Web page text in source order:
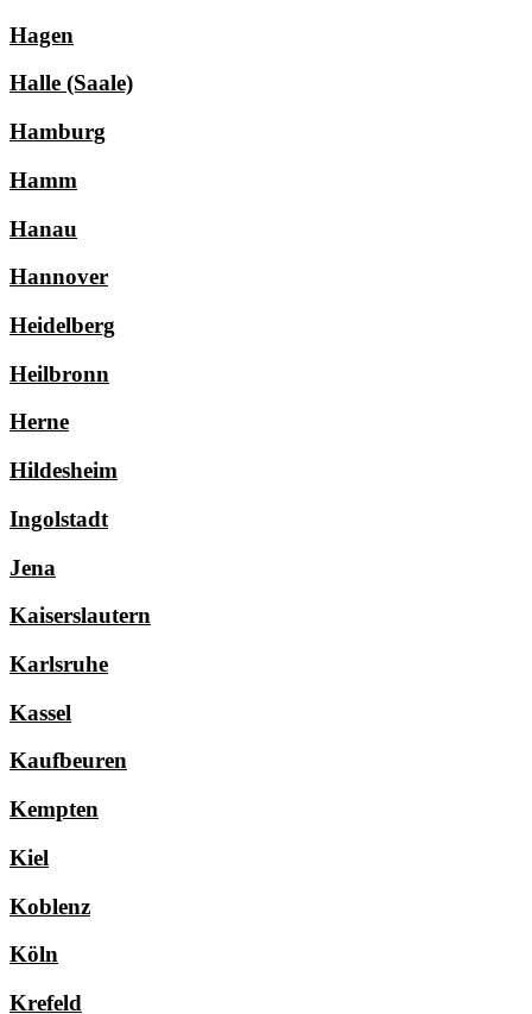
Hagen
Halle (Saale)
Hamburg
Hamm
Hanau
Hannover
Heidelberg
Heilbronn
Herne
Hildesheim
Ingolstadt
Jena
Kaiserslautern
Karlsruhe
Kassel
Kaufbeuren
Kempten
Kiel
Koblenz
Köln
Krefeld